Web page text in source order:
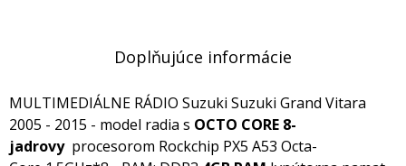
Doplňujúce informácie
MULTIMEDIÁLNE RÁDIO Suzuki Suzuki Grand Vitara
2005 - 2015 - model radia s OCTO CORE 8-
jadrovyprocesorom Rockchip PX5 A53 Octa-